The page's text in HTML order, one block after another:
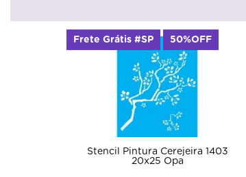
Stencil Pintura Cerejeira 1403
20x25 Opa
Frete Grátis #SP 50%OFF